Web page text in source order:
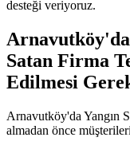
desteği veriyoruz.
Arnavutköy'da
Satan Firma
Edilmesi
Arnavutköy'da Yangın
almadan önce